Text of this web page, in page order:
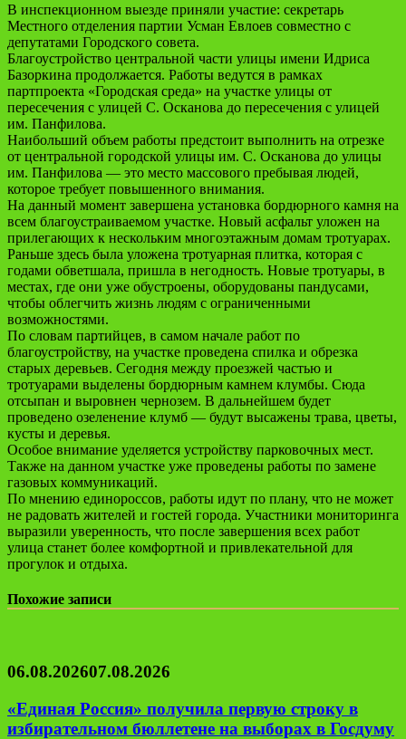
В инспекционном выезде приняли участие: секретарь
Местного отделения партии Усман Евлоев совместно с
депутатами Городского совета.
Благоустройство центральной части улицы имени Идриса
Базоркина продолжается. Работы ведутся в рамках
партпроекта «Городская среда» на участке улицы от
пересечения с улицей С. Осканова до пересечения с улицей
им. Панфилова.
Наибольший объем работы предстоит выполнить на отрезке
от центральной городской улицы им. С. Осканова до улицы
им. Панфилова — это место массового пребывая людей,
которое требует повышенного внимания.
На данный момент завершена установка бордюрного камня на
всем благоустраиваемом участке. Новый асфальт уложен на
прилегающих к нескольким многоэтажным домам тротуарах.
Раньше здесь была уложена тротуарная плитка, которая с
годами обветшала, пришла в негодность. Новые тротуары, в
местах, где они уже обустроены, оборудованы пандусами,
чтобы облегчить жизнь людям с ограниченными
возможностями.
По словам партийцев, в самом начале работ по
благоустройству, на участке проведена спилка и обрезка
старых деревьев. Сегодня между проезжей частью и
тротуарами выделены бордюрным камнем клумбы. Сюда
отсыпан и выровнен чернозем. В дальнейшем будет
проведено озеленение клумб — будут высажены трава, цветы,
кусты и деревья.
Особое внимание уделяется устройству парковочных мест.
Также на данном участке уже проведены работы по замене
газовых коммуникаций.
По мнению единороссов, работы идут по плану, что не может
не радовать жителей и гостей города. Участники мониторинга
выразили уверенность, что после завершения всех работ
улица станет более комфортной и привлекательной для
прогулок и отдыха.
Похожие записи
06.08.202607.08.2026
«Единая Россия» получила первую строку в
избирательном бюллетене на выборах в Госдуму